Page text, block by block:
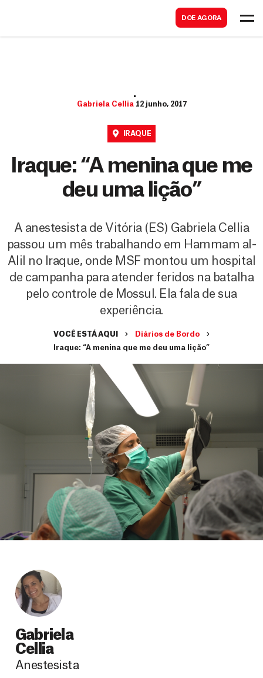
DOE AGORA
Gabriela Cellia 12 junho, 2017
IRAQUE
Iraque: “A menina que me
deu uma lição”
A anestesista de Vitória (ES) Gabriela Cellia
passou um mês trabalhando em Hammam al-
Alil no Iraque, onde MSF montou um hospital
de campanha para atender feridos na batalha
pelo controle de Mossul. Ela fala de sua
experiência.
VOCÊ ESTÁ AQUI
Diários de Bordo
Iraque: “A menina que me deu uma lição”
Gabriela
Cellia
Anestesista
r